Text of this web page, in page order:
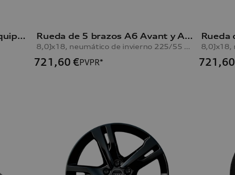
Baúl portaesquíes y portaequipajes Rueda de 5 brazos A6 Avant y A6 Limousine
8,0Jx18, neumático de invierno 225/55 R18 102V XL, derecha
721,60 €PVPR* 721,60